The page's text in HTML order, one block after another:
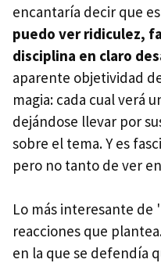
encantaría decir que
puedo ver ridiculez,
disciplina en claro
aparente objetividad
magia: cada cual verá
dejándose llevar por
sobre el tema. Y es
pero no tanto de ver
Lo más interesante de
reacciones que
en la que se defendía